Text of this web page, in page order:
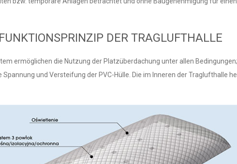
FUNKTIONSPRINZIP DER TRAGLUFTHALLE
ermöglichen die Nutzung der Platzüberdachung unter allen
und Versteifung der PVC-Hülle. Die im Inneren der Traglufthalle